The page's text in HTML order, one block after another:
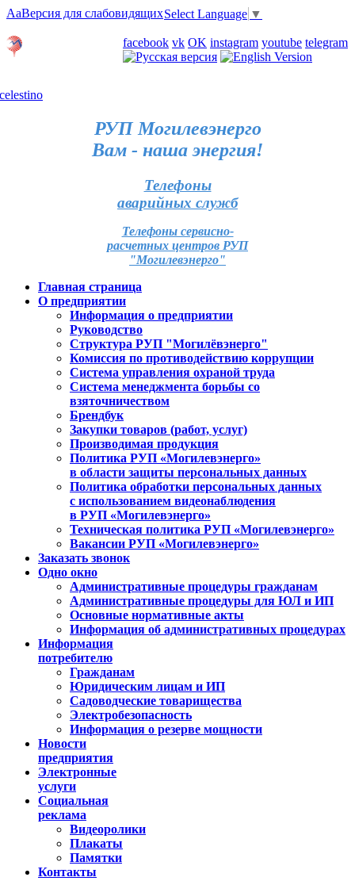
AaВерсия для слабовидящихSelect Language ▼
facebook vk OK instagram youtube telegram
РУП Могилевэнерго
Вам - наша энергия!
Телефоны
аварийных служб
Телефоны сервисно-
расчетных центров РУП
"Могилевэнерго"
Главная страница
О предприятии
Информация о предприятии
Руководство
Структура РУП "Могилёвэнерго"
Комиссия по противодействию коррупции
Система управления охраной труда
Система менеджмента борьбы со
взяточничеством
Брендбук
Закупки товаров (работ, услуг)
Производимая продукция
Политика РУП «Могилевэнерго»
в области защиты персональных данных
Политика обработки персональных данных
с использованием видеонаблюдения
в РУП «Могилевэнерго»
Техническая политика РУП «Могилевэнерго»
Вакансии РУП «Могилевэнерго»
Заказать звонок
Одно окно
Административные процедуры гражданам
Административные процедуры для ЮЛ и ИП
Основные нормативные акты
Информация об административных процедурах
Информация
потребителю
Гражданам
Юридическим лицам и ИП
Садоводческие товарищества
Электробезопасность
Информация о резерве мощности
Новости
предприятия
Электронные
услуги
Социальная
реклама
Видеоролики
Плакаты
Памятки
Контакты